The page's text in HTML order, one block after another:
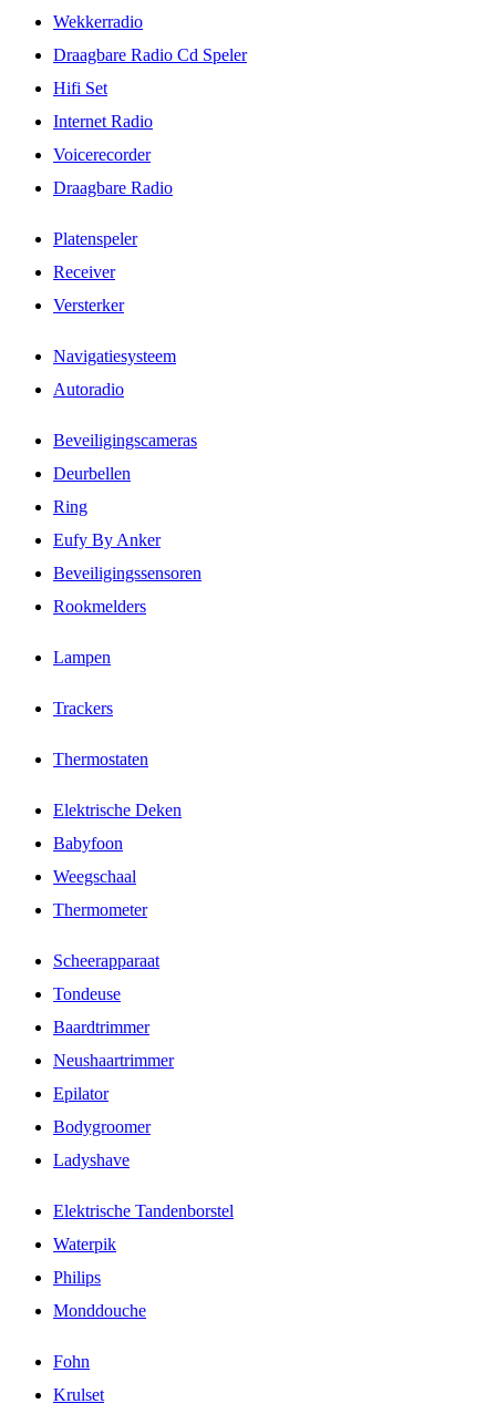
Wekkerradio
Draagbare Radio Cd Speler
Hifi Set
Internet Radio
Voicerecorder
Draagbare Radio
Platenspeler
Receiver
Versterker
Navigatiesysteem
Autoradio
Beveiligingscameras
Deurbellen
Ring
Eufy By Anker
Beveiligingssensoren
Rookmelders
Lampen
Trackers
Thermostaten
Elektrische Deken
Babyfoon
Weegschaal
Thermometer
Scheerapparaat
Tondeuse
Baardtrimmer
Neushaartrimmer
Epilator
Bodygroomer
Ladyshave
Elektrische Tandenborstel
Waterpik
Philips
Monddouche
Fohn
Krulset